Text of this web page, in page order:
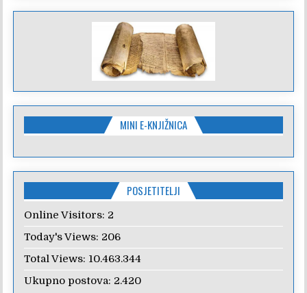
MINI E-KNJIŽNICA
POSJETITELJI
Online Visitors: 2
Today's Views: 206
Total Views: 10.463.344
Ukupno postova: 2.420